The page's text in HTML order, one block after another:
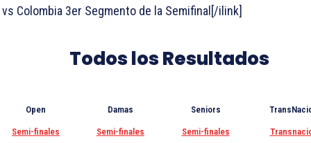
Colombia 3er Segmento de la Semifinal[/ilink]
Todos los Resultados
Open Damas Seniors
Semi-finales Semi-finales Semi-finales